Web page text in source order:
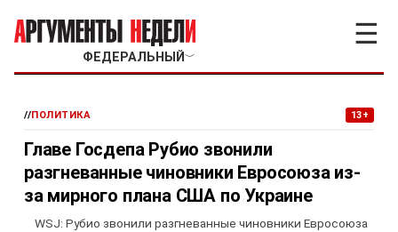
ФЕДЕРАЛЬНЫЙ ﹀
☰
//ПОЛИТИКА 13+
Главе Госдепа Рубио звонили
разгневанные чиновники Евросоюза из-
за мирного плана США по Украине
WSJ: Рубио звонили разгневанные чиновники Евросоюза